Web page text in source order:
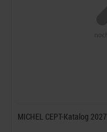
MICHEL CEPT-Katalog 2027